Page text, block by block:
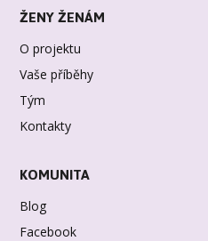
ŽENY ŽENÁM
O projektu
Vaše příběhy
Tým
Kontakty
KOMUNITA
Blog
Facebook